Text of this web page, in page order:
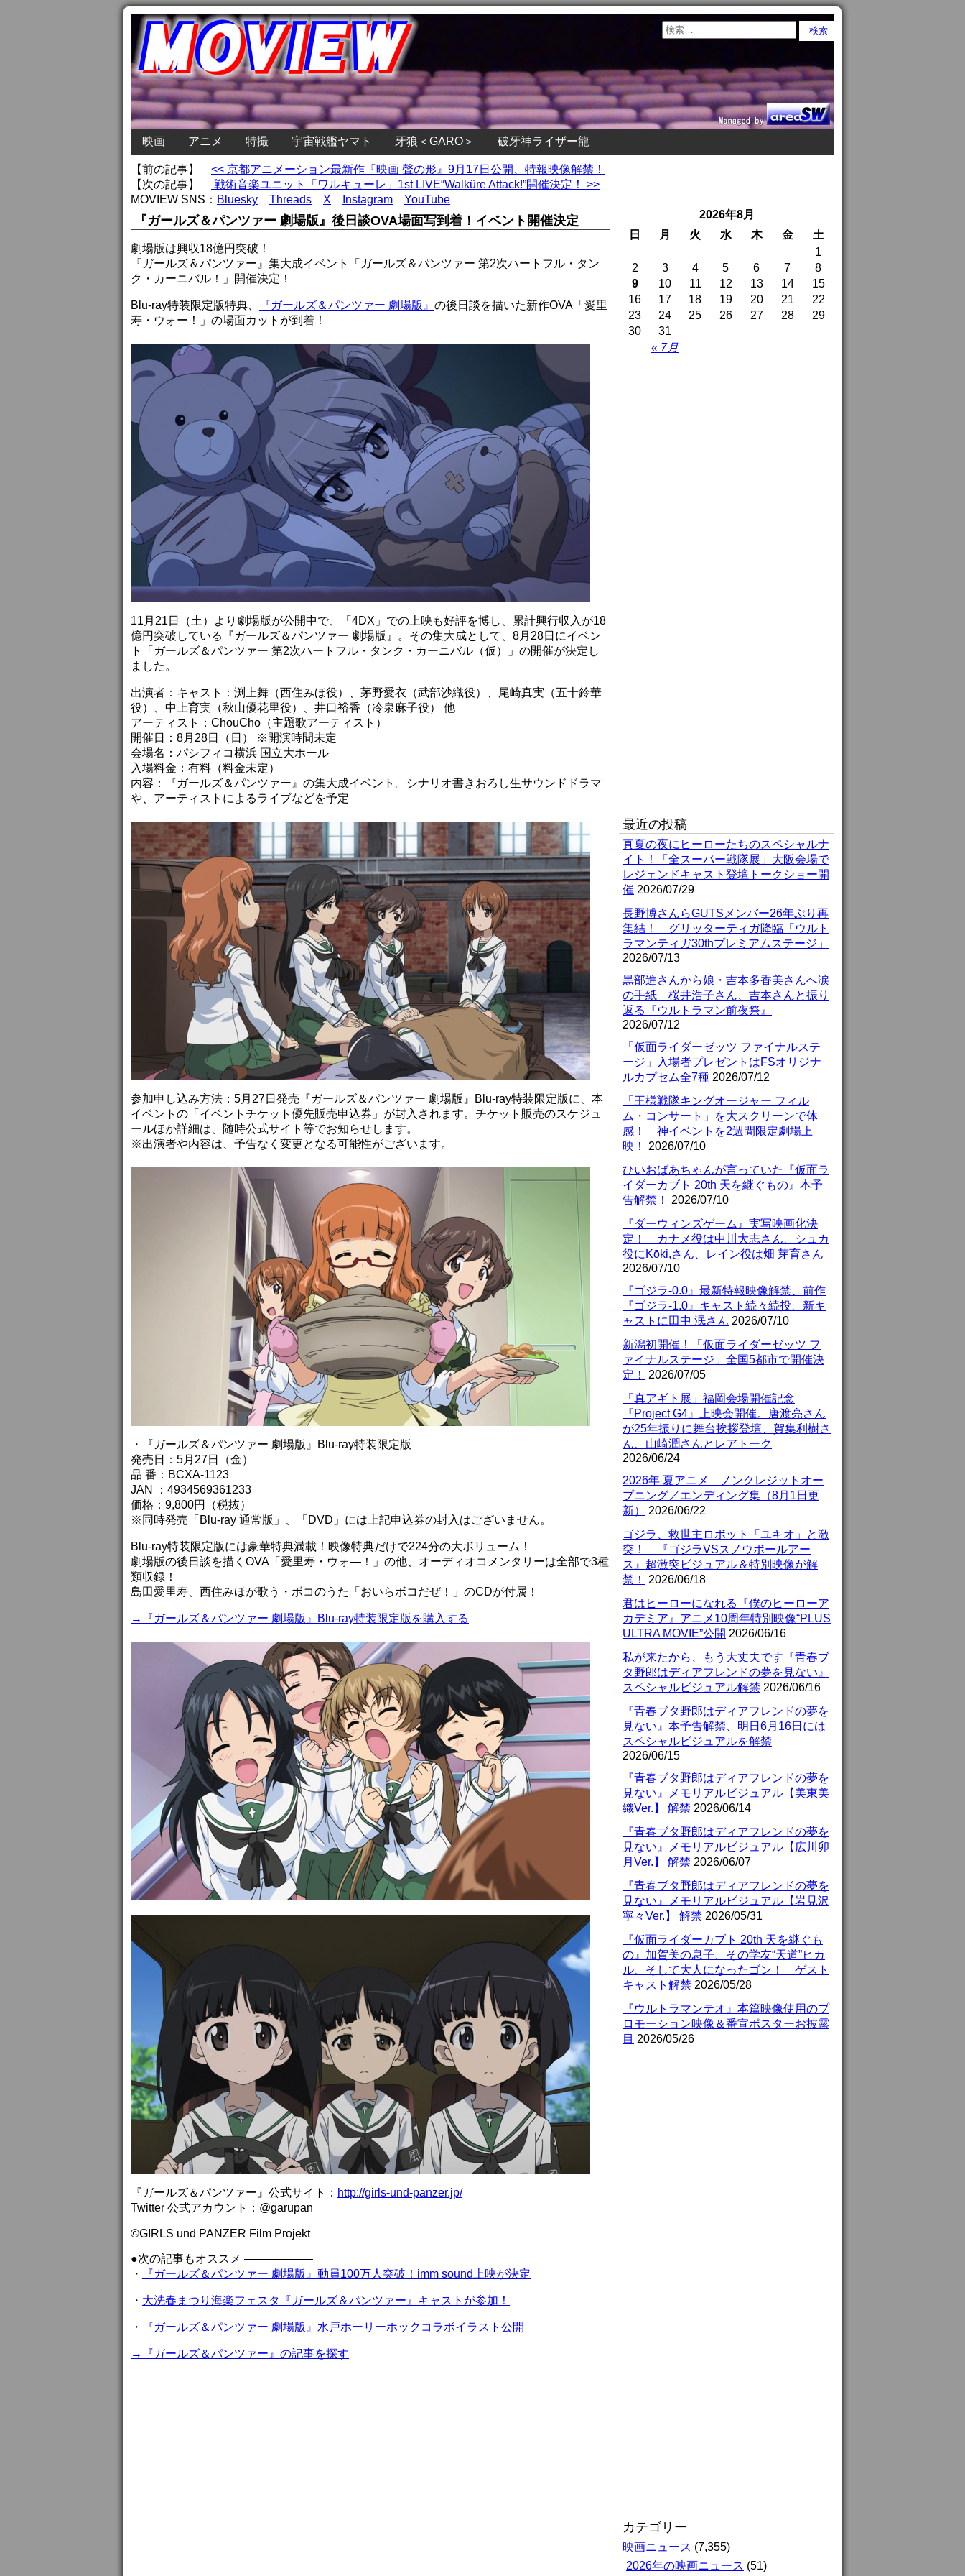
映画 アニメ 特撮 宇宙戦艦ヤマト 牙狼＜GARO＞ 破牙神ライザー龍
【前の記事】 << 京都アニメーション最新作『映画 聲の形』9月17日公開、特報映像解禁！
【次の記事】
戦術音楽ユニット「ワルキューレ」1st LIVE“Walküre Attack!”開催決定！ >>
MOVIEW SNS： Bluesky Threads X Instagram YouTube
『ガールズ＆パンツァー 劇場版』後日談OVA場面写到着！イベント開催決定
劇場版は興収18億円突破！
『ガールズ＆パンツァー』集大成イベント「ガールズ＆パンツァー 第2次ハートフル・タン
ク・カーニバル！」開催決定！
Blu-ray特装限定版特典、 『ガールズ＆パンツァー 劇場版』 の後日談を描いた新作OVA「愛里
寿・ウォー！」の場面カットが到着！
11月21日（土）より劇場版が公開中で、「4DX」での上映も好評を博し、累計興行収入が18
億円突破している『ガールズ＆パンツァー 劇場版』。その集大成として、8月28日にイベン
ト「ガールズ＆パンツァー 第2次ハートフル・タンク・カーニバル（仮）」の開催が決定し
ました。
出演者：キャスト：渕上舞（西住みほ役）、茅野愛衣（武部沙織役）、尾崎真実（五十鈴華
役）、中上育実（秋山優花里役）、井口裕香（冷泉麻子役） 他
アーティスト：ChouCho（主題歌アーティスト）
開催日：8月28日（日） ※開演時間未定
会場名：パシフィコ横浜 国立大ホール
入場料金：有料（料金未定）
内容：『ガールズ＆パンツァー』の集大成イベント。シナリオ書きおろし生サウンドドラマ
や、アーティストによるライブなどを予定
参加申し込み方法：5月27日発売『ガールズ＆パンツァー 劇場版』Blu-ray特装限定版に、本
イベントの「イベントチケット優先販売申込券」が封入されます。チケット販売のスケジュ
ールほか詳細は、随時公式サイト等でお知らせします。
※出演者や内容は、予告なく変更となる可能性がございます。
・『ガールズ＆パンツァー 劇場版』Blu-ray特装限定版
発売日：5月27日（金）
品 番：BCXA-1123
JAN ：4934569361233
価格：9,800円（税抜）
※同時発売「Blu-ray 通常版」、「DVD」には上記申込券の封入はございません。
Blu-ray特装限定版には豪華特典満載！映像特典だけで224分の大ボリューム！
劇場版の後日談を描くOVA「愛里寿・ウォ―！」の他、オーディオコメンタリーは全部で3種
類収録！
島田愛里寿、西住みほが歌う・ボコのうた「おいらボコだぜ！」のCDが付属！
→『ガールズ＆パンツァー 劇場版』Blu-ray特装限定版を購入する
『ガールズ＆パンツァー』公式サイト： http://girls-und-panzer.jp/
Twitter 公式アカウント：@garupan
©GIRLS und PANZER Film Projekt
●次の記事もオススメ ——————
・
『ガールズ＆パンツァー 劇場版』動員100万人突破！imm sound上映が決定
・ 大洗春まつり海楽フェスタ『ガールズ＆パンツァー』キャストが参加！
・ 『ガールズ＆パンツァー 劇場版』水戸ホーリーホックコラボイラスト公開
→『ガールズ＆パンツァー』の記事を探す
2026年8月
日
月 火 水 木 金 土
« 7月
1
2
3 4 5 6 7
8
9
10 11 12 13 14
15
16
17 18 19 20 21
22
23
24 25 26 27 28
29
30
31
最近の投稿
真夏の夜にヒーローたちのスペシャルナ
イト！「全スーパー戦隊展」大阪会場で
レジェンドキャスト登壇トークショー開
催 2026/07/29
長野博さんらGUTSメンバー26年ぶり再
集結！ グリッターティガ降臨「ウルト
ラマンティガ30thプレミアムステージ」
2026/07/13
黒部進さんから娘・吉本多香美さんへ涙
の手紙 桜井浩子さん、吉本さんと振り
返る『ウルトラマン前夜祭』
2026/07/12
「仮面ライダーゼッツ ファイナルステ
ージ」入場者プレゼントはFSオリジナ
ルカプセム全7種 2026/07/12
「王様戦隊キングオージャー フィル
ム・コンサート」を大スクリーンで体
感！ 神イベントを2週間限定劇場上
映！
2026/07/10
ひいおばあちゃんが言っていた『仮面ラ
イダーカブト 20th 天を継ぐもの』本予
告解禁！
2026/07/10
『ダーウィンズゲーム』実写映画化決
定！ カナメ役は中川大志さん、シュカ
役にKōki,さん、レイン役は畑 芽育さん
2026/07/10
『ゴジラ-0.0』最新特報映像解禁、前作
『ゴジラ-1.0』キャスト続々続投、新キ
ャストに田中 泯さん 2026/07/10
新潟初開催！「仮面ライダーゼッツ フ
ァイナルステージ」全国5都市で開催決
定！
2026/07/05
「真アギト展」福岡会場開催記念
『Project G4』上映会開催。唐渡亮さん
が25年振りに舞台挨拶登壇、賀集利樹さ
ん、山崎潤さんとレアトーク
2026/06/24
2026年 夏アニメ ノンクレジットオー
プニング／エンディング集（8月1日更
新）
2026/06/22
ゴジラ、救世主ロボット「ユキオ」と激
突！ 『ゴジラVSスノウボールアー
ス』超激突ビジュアル＆特別映像が解
禁！
2026/06/18
君はヒーローになれる『僕のヒーローア
カデミア』アニメ10周年特別映像“PLUS
ULTRA MOVIE”公開 2026/06/16
私が来たから、もう大丈夫です『青春ブ
タ野郎はディアフレンドの夢を見ない』
スペシャルビジュアル解禁 2026/06/16
『青春ブタ野郎はディアフレンドの夢を
見ない』本予告解禁、明日6月16日には
スペシャルビジュアルを解禁
2026/06/15
『青春ブタ野郎はディアフレンドの夢を
見ない』メモリアルビジュアル【美東美
織Ver.】 解禁 2026/06/14
『青春ブタ野郎はディアフレンドの夢を
見ない』メモリアルビジュアル【広川卯
月Ver.】 解禁 2026/06/07
『青春ブタ野郎はディアフレンドの夢を
見ない』メモリアルビジュアル【岩見沢
寧々Ver.】 解禁 2026/05/31
『仮面ライダーカブト 20th 天を継ぐも
の』加賀美の息子、その学友“天道”ヒカ
ル、そして大人になったゴン！ ゲスト
キャスト解禁 2026/05/28
『ウルトラマンテオ』本篇映像使用のプ
ロモーション映像＆番宣ポスターお披露
目 2026/05/26
カテゴリー
映画ニュース (7,355)
2026年の映画ニュース (51)